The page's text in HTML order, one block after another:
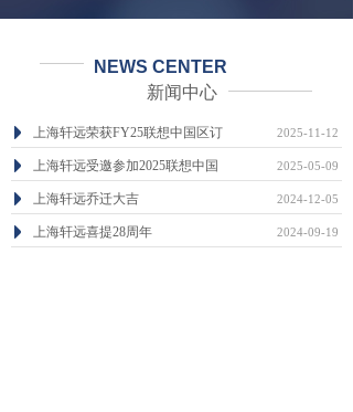
NEWS CENTER
新闻中心
上海轩远荣获FY25联想中国区订 2025-11-12
上海轩远受邀参加2025联想中国 2025-05-09
上海轩远乔迁大吉 2024-12-05
上海轩远喜提28周年 2024-09-19